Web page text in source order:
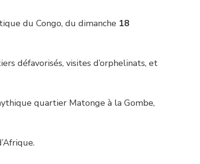
du Congo, du dimanche 18
défavorisés, visites d’orphelinats, et
quartier Matonge à la Gombe,